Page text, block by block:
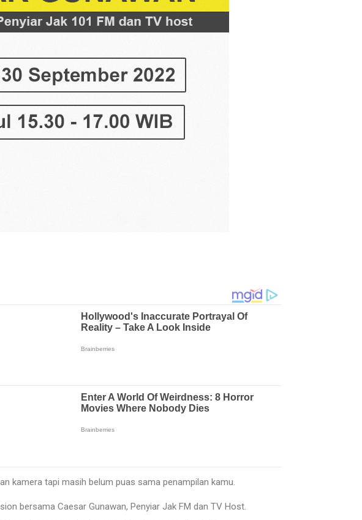
kamera tapi masih belum puas sama penampilan kamu.
bersama Caesar Gunawan, Penyiar Jak FM dan TV Host.